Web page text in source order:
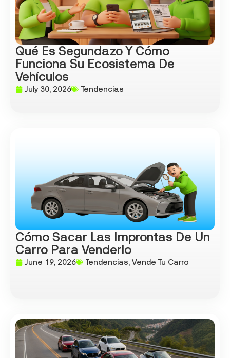
Qué Es Segundazo Y Cómo
Funciona Su Ecosistema De
Vehículos
July 30, 2026 Tendencias
Cómo Sacar Las Improntas De Un
Carro Para Venderlo
June 19, 2026 Tendencias,Vende Tu Carro